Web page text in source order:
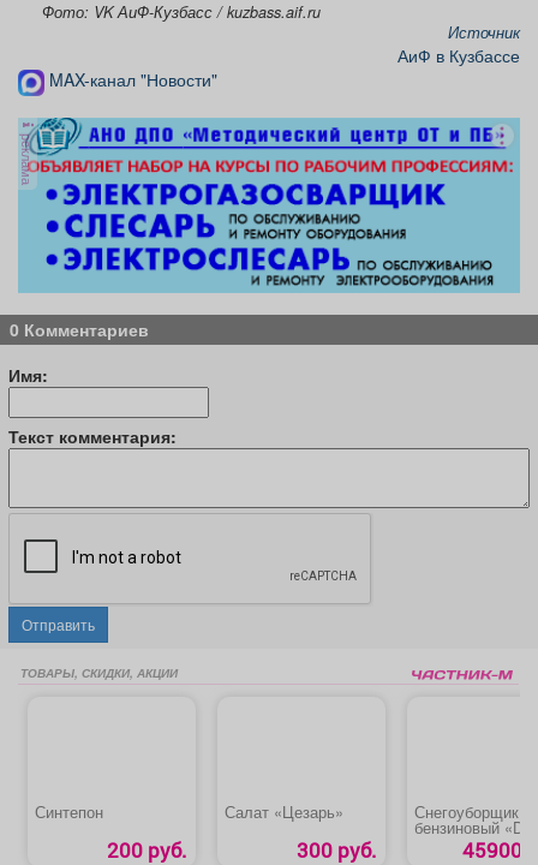
Фото: VK АиФ-Кузбасс / kuzbass.aif.ru
Источник
АиФ в Кузбассе
MAX-канал "Новости"
реклама
0 Комментариев
Имя:
Текст комментария:
Отправить
ТОВАРЫ, СКИДКИ, АКЦИИ
Синтепон
200 руб.
Салат «Цезарь»
300 руб.
Снегоуборщик
бензиновый
SB560»45900